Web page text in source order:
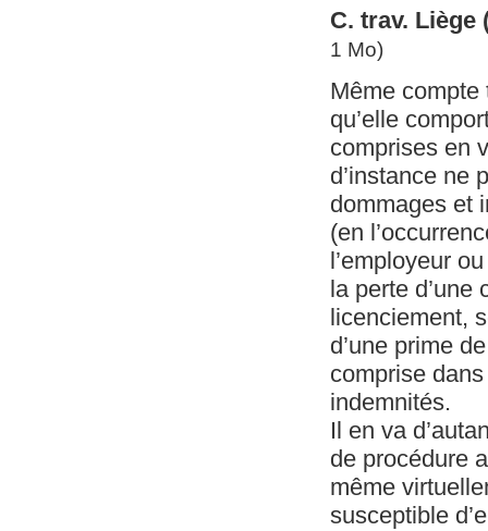
C. trav. Liège
1 Mo)
Même compte
qu’elle
comprises en
d’instance ne
dommages et
(en
l’employeur
la perte d’une
licenciement,
d’une prime
comprise
indemnités.
Il en va
de procédure
même
susceptible